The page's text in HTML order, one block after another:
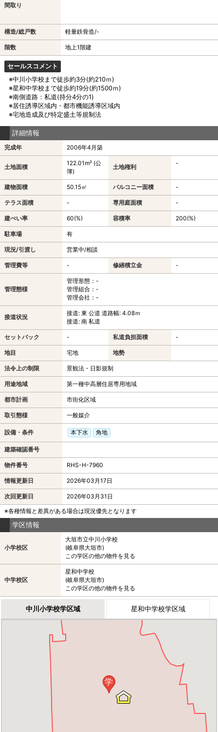
間取り
構造/総戸数 軽量鉄骨造/-
階数 地上1階建
セールスコメント
※中川小学校まで徒歩約3分(約210ｍ)
※星和中学校まで徒歩約19分(約1500ｍ)
※南側道路：私道(持分4分の1)
※居住誘導区域内・都市機能誘導区域内
※宅地造成及び特定盛土等規制法
詳細情報
完成年 2006年4月築
土地面積
122.01m² (公
簿)
土地権利
-
建物面積 50.15㎡ バルコニー面積 -
テラス面積 - 専用庭面積 -
建ぺい率 60(%) 容積率 200(%)
駐車場 有
現況/引渡し 営業中/相談
管理費等 - 修繕積立金 -
管理態様
管理形態：-
管理組合：-
管理会社：-
接道状況
接道: 東 公道 道路幅: 4.08ｍ
接道: 南 私道
セットバック - 私道負担面積 -
地目 宅地 地勢
法令上の制限 景観法・日影規制
用途地域 第一種中高層住居専用地域
都市計画 市街化区域
取引態様 一般媒介
設備・条件 本下水 角地
建築確認番号
物件番号 RHS-H-7960
情報更新日 2026年03月17日
次回更新日
2026年03月31日
※各種情報と差異がある場合は現況優先となります
学区情報
小学校区
大垣市立中川小学校
(岐阜県大垣市)
この学区の他の物件を見る
中学校区
星和中学校
(岐阜県大垣市)
この学区の他の物件を見る
中川小学校学区域 星和中学校学区域
学